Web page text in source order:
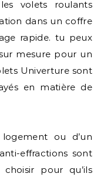
volets roulants
dans un coffre
rapide. tu peux
mesure pour un
Univerture sont
en matière de
ou d’un
effractions sont
pour qu’ils